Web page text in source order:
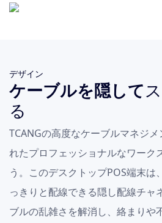
デザイン
ケーブルを隠して
る
TCANGの高度なケーブルマネジ
れたプロフェッショナルなワーク
う。このデスクトップPOS端末は
っきりと配線できる隠し配線チャ
ブルの乱雑さを解消し、絡まりや